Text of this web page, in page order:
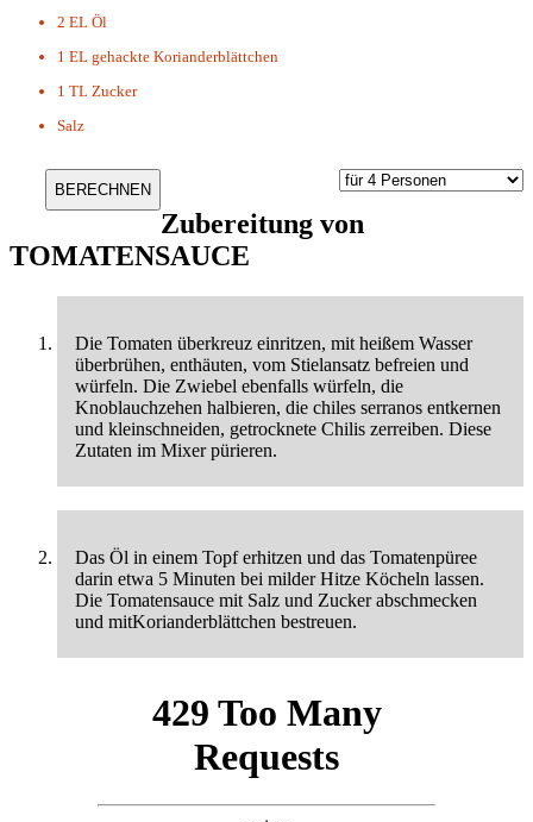
2 EL Öl
1 EL gehackte Korianderblättchen
1 TL Zucker
Salz
Zubereitung von
TOMATENSAUCE
Die Tomaten überkreuz einritzen, mit heißem Wasser
überbrühen, enthäuten, vom Stielansatz befreien und
würfeln. Die Zwiebel ebenfalls würfeln, die
Knoblauchzehen halbieren, die chiles serranos entkernen
und kleinschneiden, getrocknete Chilis zerreiben. Diese
Zutaten im Mixer pürieren.
Das Öl in einem Topf erhitzen und das Tomatenpüree
darin etwa 5 Minuten bei milder Hitze Köcheln lassen.
Die Tomatensauce mit Salz und Zucker abschmecken
und mitKorianderblättchen bestreuen.